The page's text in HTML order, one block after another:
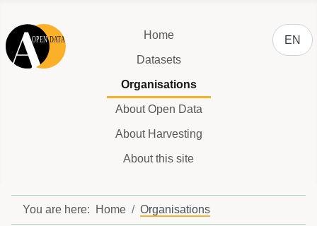
Home
Datasets
Organisations
About Open Data
About Harvesting
About this site
Select
EN
You are here: Home Organisations